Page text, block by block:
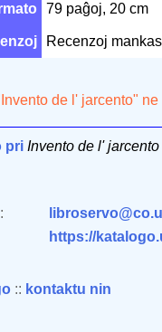
79 paĝoj, 20 cm
Recenzoj
de l' jarcento"
pri Invento de l' jarcento
https://
:: kontaktu nin